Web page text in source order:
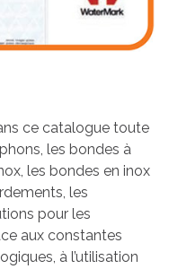
ce catalogue toute
les bondes à
les bondes en inox
les
pour les
aux constantes
à l’utilisation